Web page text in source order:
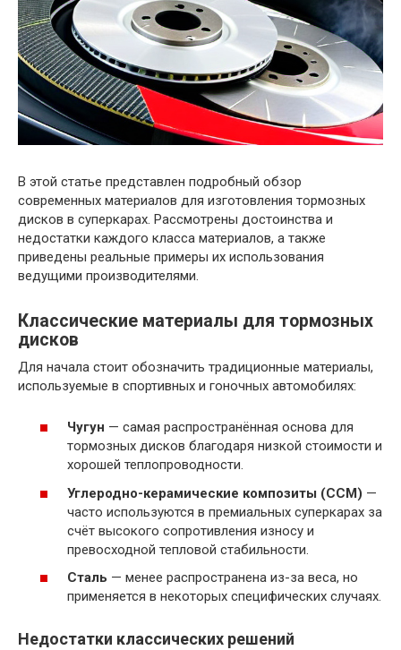
В этой статье представлен подробный обзор
современных материалов для изготовления тормозных
дисков в суперкарах. Рассмотрены достоинства и
недостатки каждого класса материалов, а также
приведены реальные примеры их использования
ведущими производителями.
Классические материалы для тормозных
дисков
Для начала стоит обозначить традиционные материалы,
используемые в спортивных и гоночных автомобилях:
Чугун — самая распространённая основа для
тормозных дисков благодаря низкой стоимости и
хорошей теплопроводности.
Углеродно-керамические композиты (CCM) —
часто используются в премиальных суперкарах за
счёт высокого сопротивления износу и
превосходной тепловой стабильности.
Сталь — менее распространена из-за веса, но
применяется в некоторых специфических случаях.
Недостатки классических решений